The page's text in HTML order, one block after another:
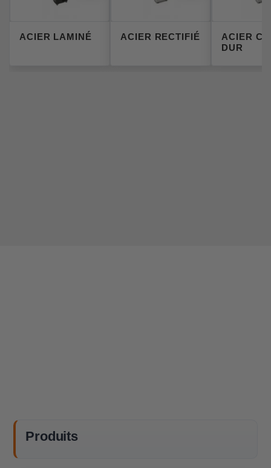
ACIER LAMINÉ ACIER RECTIFIÉ
ACIER
DUR
Produits